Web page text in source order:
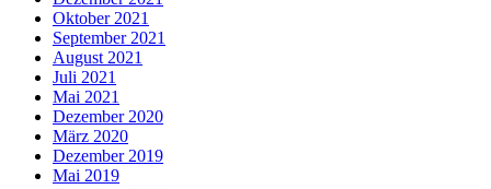
Oktober 2021
September 2021
August 2021
Juli 2021
Mai 2021
Dezember 2020
März 2020
Dezember 2019
Mai 2019